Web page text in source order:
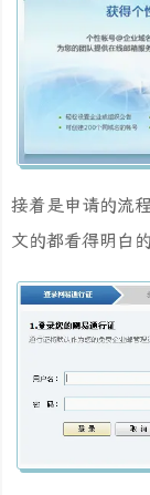
接着是申请的流
文的都看得明白